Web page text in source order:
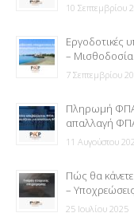
10 Σεπτεμβρίου
Εργοδοτικές
–
7 Σεπτεμβρίου
Πληρωμή ΦΠΑ.
απαλλαγή
11 Αυγούστου
Πώς θα
– Υποχρεώσεις
25 Ιουλίου 2025